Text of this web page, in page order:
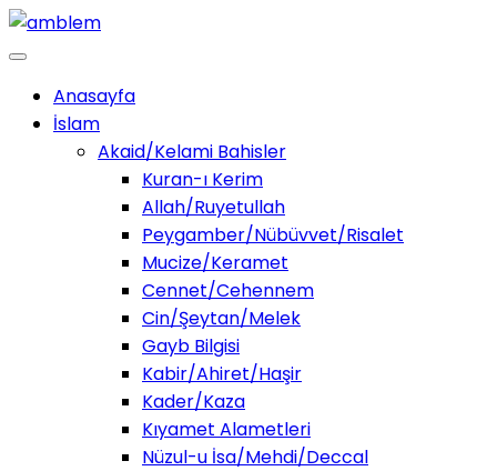
Anasayfa
İslam
Akaid/Kelami Bahisler
Kuran-ı Kerim
Allah/Ruyetullah
Peygamber/Nübüvvet/Risalet
Mucize/Keramet
Cennet/Cehennem
Cin/Şeytan/Melek
Gayb Bilgisi
Kabir/Ahiret/Haşir
Kader/Kaza
Kıyamet Alametleri
Nüzul-u İsa/Mehdi/Deccal